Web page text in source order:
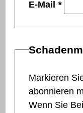
E-Mail *
Markieren
abonnieren
Wenn Sie